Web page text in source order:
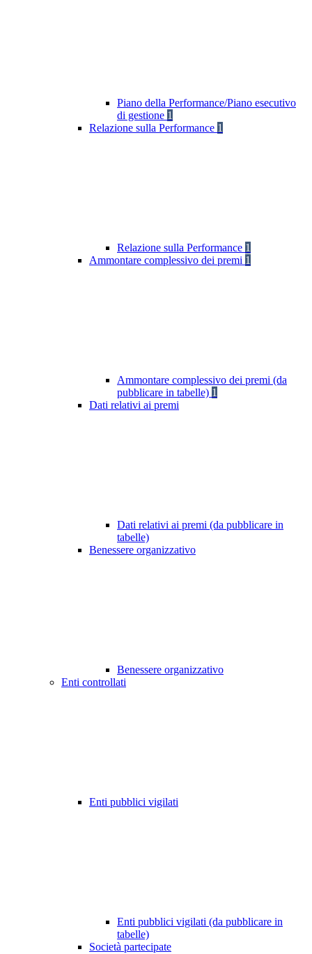
Piano della Performance/Piano esecutivo
di gestione 1
Relazione sulla Performance 1
Relazione sulla Performance 1
Ammontare complessivo dei premi 1
Ammontare complessivo dei premi (da
pubblicare in tabelle) 1
Dati relativi ai premi
Dati relativi ai premi (da pubblicare in
tabelle)
Benessere organizzativo
Benessere organizzativo
Enti controllati
Enti pubblici vigilati
Enti pubblici vigilati (da pubblicare in
tabelle)
Società partecipate